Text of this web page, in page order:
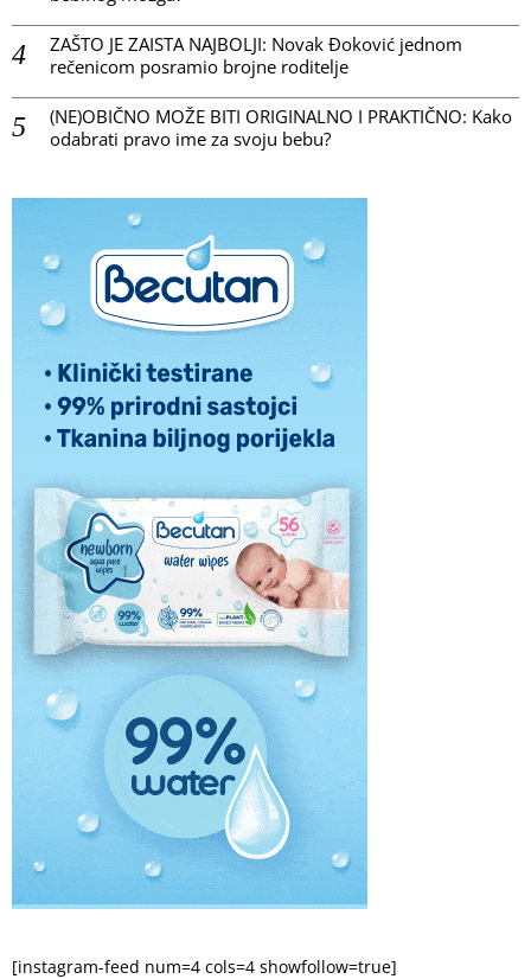
ZAŠTO JE ZAISTA NAJBOLJI: Novak Đoković jednom
rečenicom posramio brojne roditelje
(NE)OBIČNO MOŽE BITI ORIGINALNO I PRAKTIČNO: Kako
odabrati pravo ime za svoju bebu?
[instagram-feed num=4 cols=4 showfollow=true]